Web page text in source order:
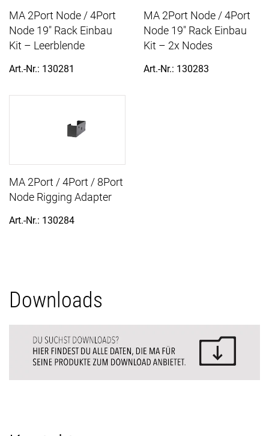
MA 2Port Node / 4Port
Node 19" Rack Einbau
Kit – Leerblende
Art.-Nr.: 130281
MA 2Port Node / 4Port
Node 19" Rack Einbau
Kit – 2x Nodes
Art.-Nr.: 130283
MA 2Port / 4Port / 8Port
Node Rigging Adapter
Art.-Nr.: 130284
Downloads